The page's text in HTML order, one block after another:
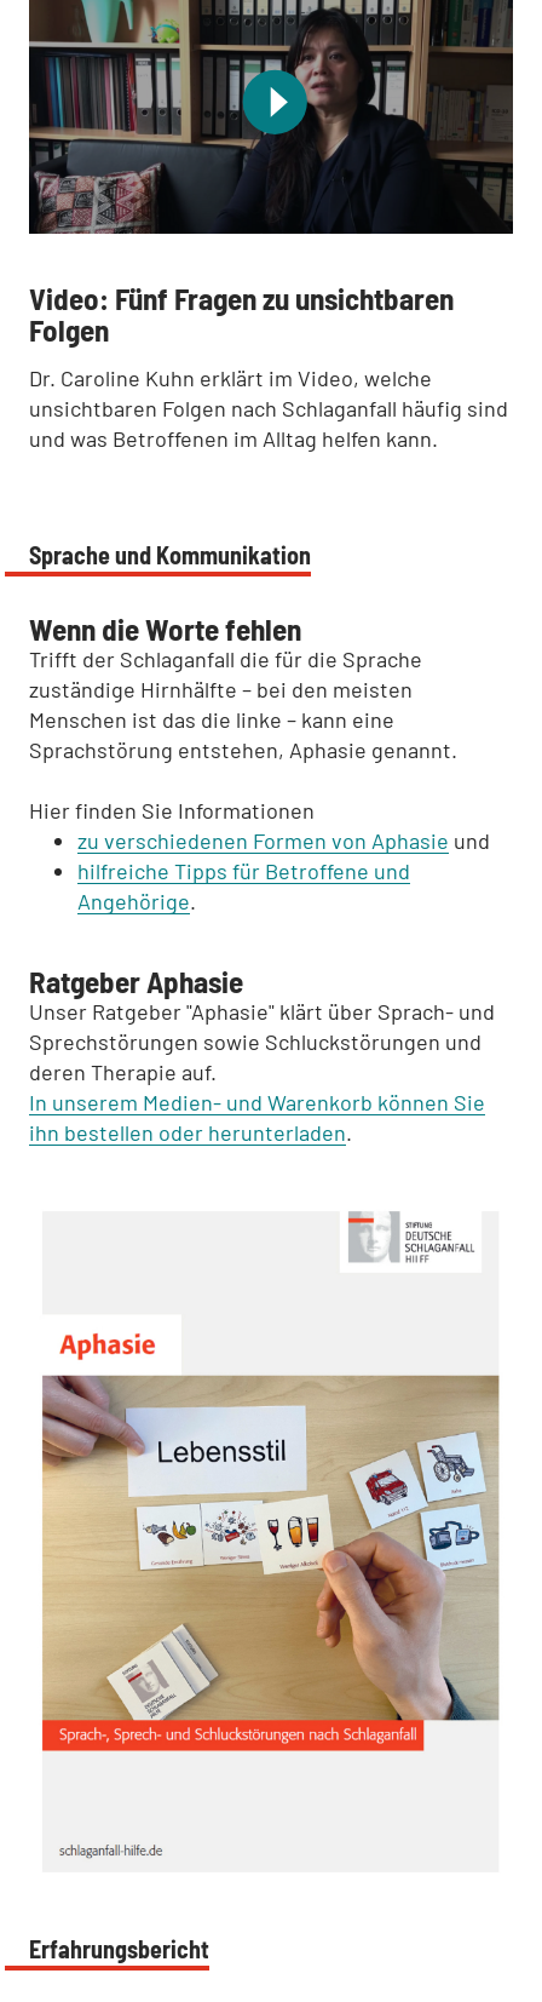
:
Video: Fünf Fragen zu unsichtbaren
Folgen
Dr. Caroline Kuhn erklärt im Video, welche
unsichtbaren Folgen nach Schlaganfall häufig sind
und was Betroffenen im Alltag helfen kann.
Sprache und Kommunikation
Wenn die Worte fehlen
Trifft der Schlaganfall die für die Sprache
zuständige Hirnhälfte – bei den meisten
Menschen ist das die linke – kann eine
Sprachstörung entstehen, Aphasie genannt.
Hier finden Sie Informationen
zu verschiedenen Formen von Aphasie und
hilfreiche Tipps für Betroffene und
Angehörige.
Ratgeber Aphasie
Unser Ratgeber "Aphasie" klärt über Sprach- und
Sprechstörungen sowie Schluckstörungen und
deren Therapie auf.
In unserem Medien- und Warenkorb können Sie
ihn bestellen oder herunterladen.
Erfahrungsbericht